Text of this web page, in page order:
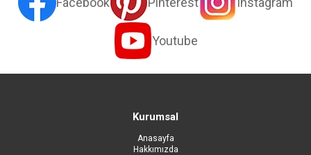
Youtube
Kurumsal
Anasayfa
Hakkımızda